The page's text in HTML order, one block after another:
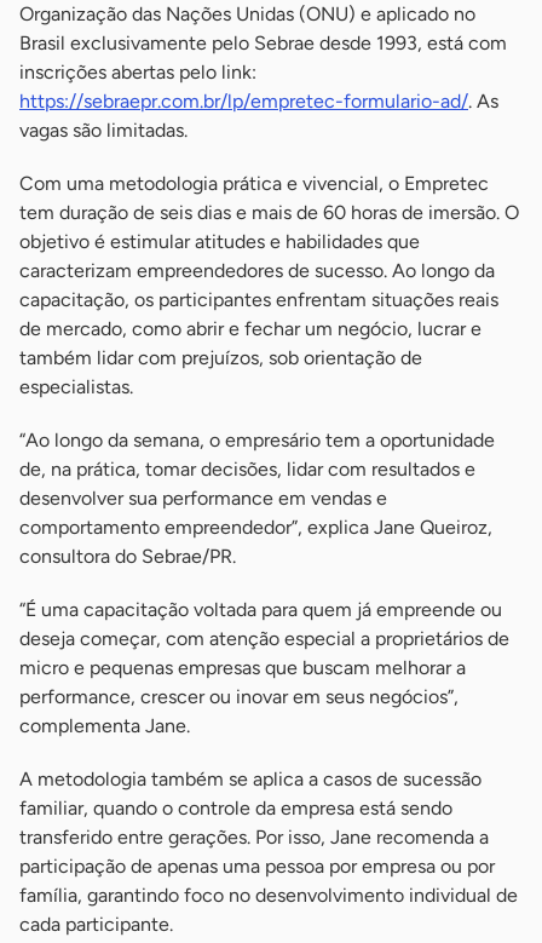
Organização das Nações Unidas (ONU) e aplicado no
Brasil exclusivamente pelo Sebrae desde 1993, está com
inscrições abertas pelo link:
https://sebraepr.com.br/lp/empretec-formulario-ad/. As
vagas são limitadas.
Com uma metodologia prática e vivencial, o Empretec
tem duração de seis dias e mais de 60 horas de imersão. O
objetivo é estimular atitudes e habilidades que
caracterizam empreendedores de sucesso. Ao longo da
capacitação, os participantes enfrentam situações reais
de mercado, como abrir e fechar um negócio, lucrar e
também lidar com prejuízos, sob orientação de
especialistas.
“Ao longo da semana, o empresário tem a oportunidade
de, na prática, tomar decisões, lidar com resultados e
desenvolver sua performance em vendas e
comportamento empreendedor”, explica Jane Queiroz,
consultora do Sebrae/PR.
“É uma capacitação voltada para quem já empreende ou
deseja começar, com atenção especial a proprietários de
micro e pequenas empresas que buscam melhorar a
performance, crescer ou inovar em seus negócios”,
complementa Jane.
A metodologia também se aplica a casos de sucessão
familiar, quando o controle da empresa está sendo
transferido entre gerações. Por isso, Jane recomenda a
participação de apenas uma pessoa por empresa ou por
família, garantindo foco no desenvolvimento individual de
cada participante.